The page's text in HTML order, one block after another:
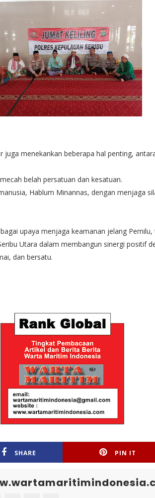
juga menekankan beberapa hal penting,
belah persatuan dan kesatuan.
Hablum Minannas, dengan menjaga
upaya menjaga keamanan jelang
Utara dalam membangun sinergi positif
dan bersatu.
SHARE PIN IT